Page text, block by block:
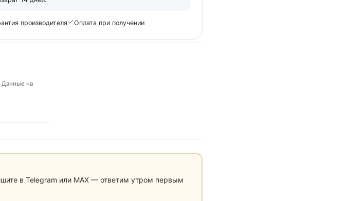
производителя Оплата при получении
Данные на
в Telegram или MAX — ответим утром первым